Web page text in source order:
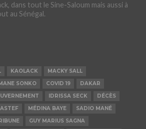
dans tout le Sine-Saloum mais aussi à
au Sénégal.
KAOLACK
MACKY SALL
SONKO COVID 19
DAKAR
IDRISSA SECK
DÉCÈS
MÉDINA BAYE
SADIO MANÉ
GUY MARIUS SAGNA